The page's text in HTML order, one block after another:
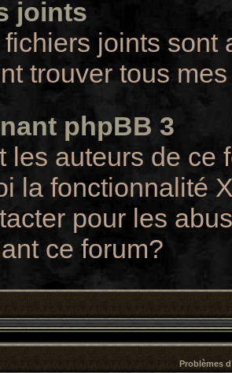
joints
joints sont
trouver tous
phpBB 3
les auteurs de ce
la fonctionnalité
pour les
ce forum?
Problèmes